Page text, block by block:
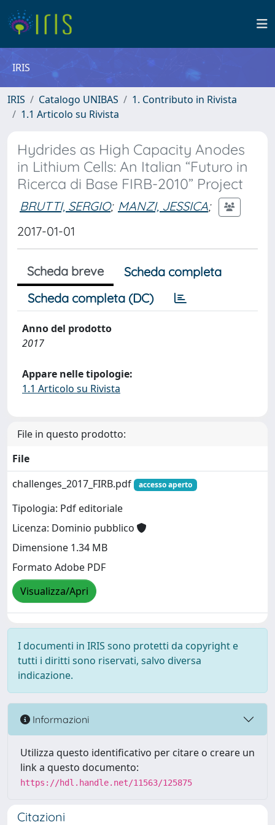
IRIS
IRIS Catalogo UNIBAS
1. Contributo in Rivista
1.1 Articolo su Rivista
Hydrides as High Capacity Anodes
in Lithium Cells: An Italian “Futuro in
Ricerca di Base FIRB-2010” Project
BRUTTI, SERGIO; MANZI, JESSICA;
2017-01-01
Scheda breve
Scheda completa
Scheda completa (DC)
Anno del prodotto
2017
Appare nelle tipologie:
1.1 Articolo su Rivista
File in questo prodotto:
File
challenges_2017_FIRB.pdf
accesso aperto
Tipologia: Pdf editoriale
Licenza: Dominio pubblico
Dimensione 1.34 MB
Formato Adobe PDF
Visualizza/Apri
I documenti in IRIS sono protetti da copyright e
tutti i diritti sono riservati, salvo diversa
indicazione.
Informazioni
Utilizza questo identificativo per citare o creare un
link a questo documento:
https://hdl.handle.net/11563/125875
Citazioni